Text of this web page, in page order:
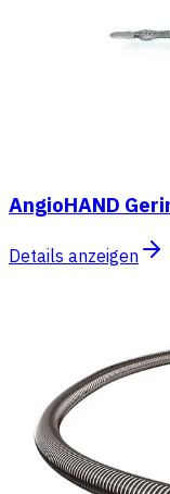
AngioHAND
Details anzeigen